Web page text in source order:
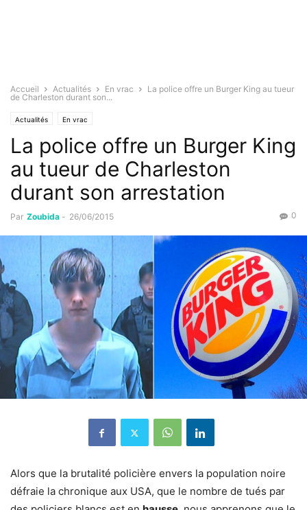
Accueil Actualités En vrac
La police offre un Burger King au tueur
de Charleston durant son...
Actualités En vrac
La police offre un Burger King
au tueur de Charleston
durant son arrestation
Par Zoubida - 26/06/2015 0
Alors que la brutalité policière envers la population noire
défraie la chronique aux USA, que le nombre de tués par